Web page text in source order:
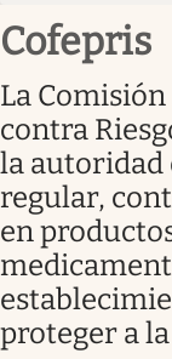
Opinión
Brand Strategy
Pc y celular
Vida y estilo
Tv
Clima
Espiritualidad
Cofepris
La Comisión Federal para la Protección
contra
la autoridad
regular,
en
proteger a